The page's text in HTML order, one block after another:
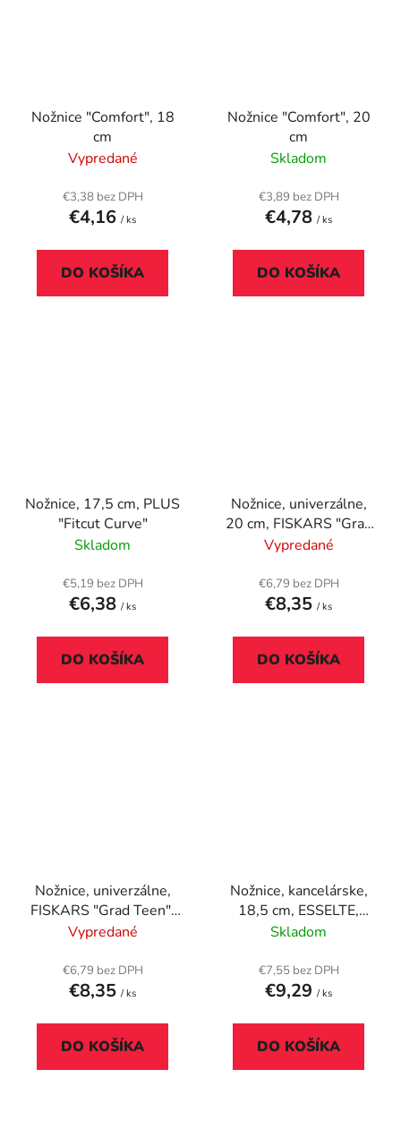
Nožnice "Comfort", 18
cm
Vypredané
€3,38 bez DPH
€4,16 / ks
DO KOŠÍKA
Nožnice "Comfort", 20
cm
Skladom
€3,89 bez DPH
€4,78 / ks
DO KOŠÍKA
Nožnice, 17,5 cm, PLUS
"Fitcut Curve"
Skladom
€5,19 bez DPH
€6,38 / ks
DO KOŠÍKA
Nožnice, univerzálne,
20 cm, FISKARS "Grad
Teen", čierna
Vypredané
€6,79 bez DPH
€8,35 / ks
DO KOŠÍKA
Nožnice, univerzálne,
FISKARS "Grad Teen",
modrá
Vypredané
€6,79 bez DPH
€8,35 / ks
DO KOŠÍKA
Nožnice, kancelárske,
18,5 cm, ESSELTE,
modré
Skladom
€7,55 bez DPH
€9,29 / ks
DO KOŠÍKA